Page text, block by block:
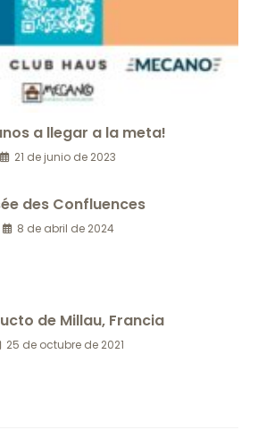
a llegar a la meta!
21 de junio de 2023
des Confluences
8 de abril de 2024
de Millau, Francia
25 de octubre de 2021